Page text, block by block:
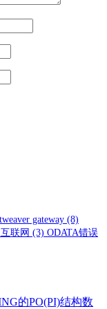
gateway (8)
互联网 (3) ODATA错误
的PO(PI)结构数